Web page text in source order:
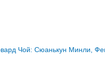
Чой: Сюанькун Минли,